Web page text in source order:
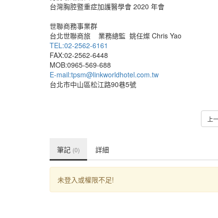
台灣胸腔暨重症加護醫學會 2020 年會
世聯商務事業群
台北世聯商旅 業務總監 姚任燦 Chris Yao
TEL:02-2562-6161
FAX:02-2562-6448
MOB:0965-569-688
E-mail:tpsm@linkworldhotel.com.tw
台北市中山區松江路90巷5號
上
筆記 (0) 詳細
未登入或權限不足!